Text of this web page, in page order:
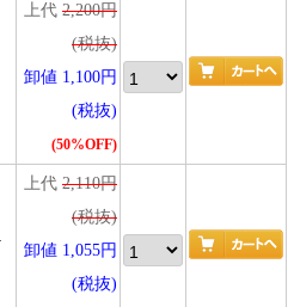
上代 2,200円
(税抜)
卸値 1,100円
(税抜)
(50%OFF)
上代 2,110円
(税抜)
卸値 1,055円
(税抜)